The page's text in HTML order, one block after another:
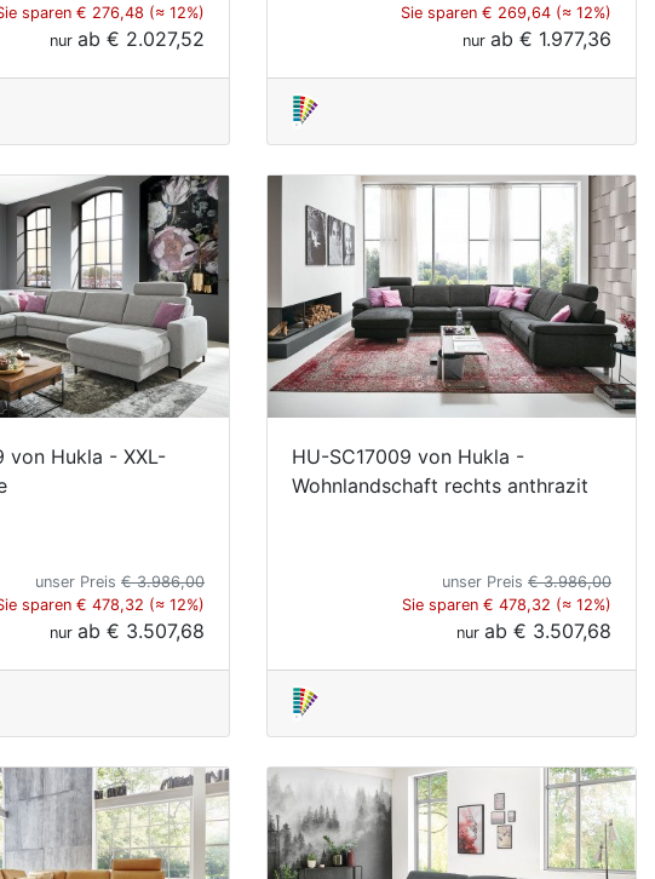
sparen € 276,48 (≈ 12%)
nur ab € 2.027,52
Sie sparen € 269,64 (≈ 12%)
nur ab € 1.977,36
von Hukla - XXL-
unser Preis € 3.986,00
sparen € 478,32 (≈ 12%)
nur ab € 3.507,68
HU-SC17009 von Hukla -
Wohnlandschaft rechts anthrazit
unser Preis € 3.986,00
Sie sparen € 478,32 (≈ 12%)
nur ab € 3.507,68